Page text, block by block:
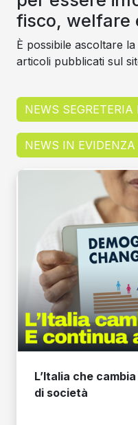
L’Italia che
di società
fisco, welfare
È possibile ascoltare
articoli pubblicati sul
NEWS
NEWS IN EVIDENZA